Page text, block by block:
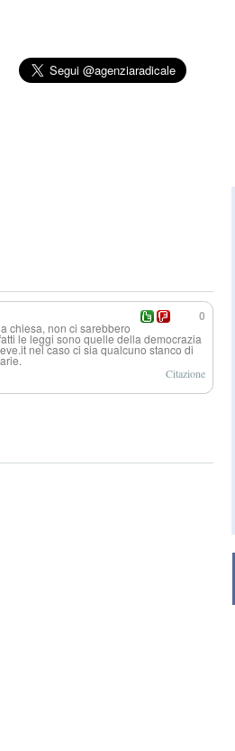
0
chiesa, non ci sarebbero
le leggi sono quelle della democrazia
nel caso ci sia qualcuno stanco di
Citazione